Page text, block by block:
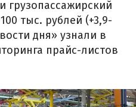
грузопассажирский
тыс. рублей (+3,9-
дня» узнали в
прайс-листов